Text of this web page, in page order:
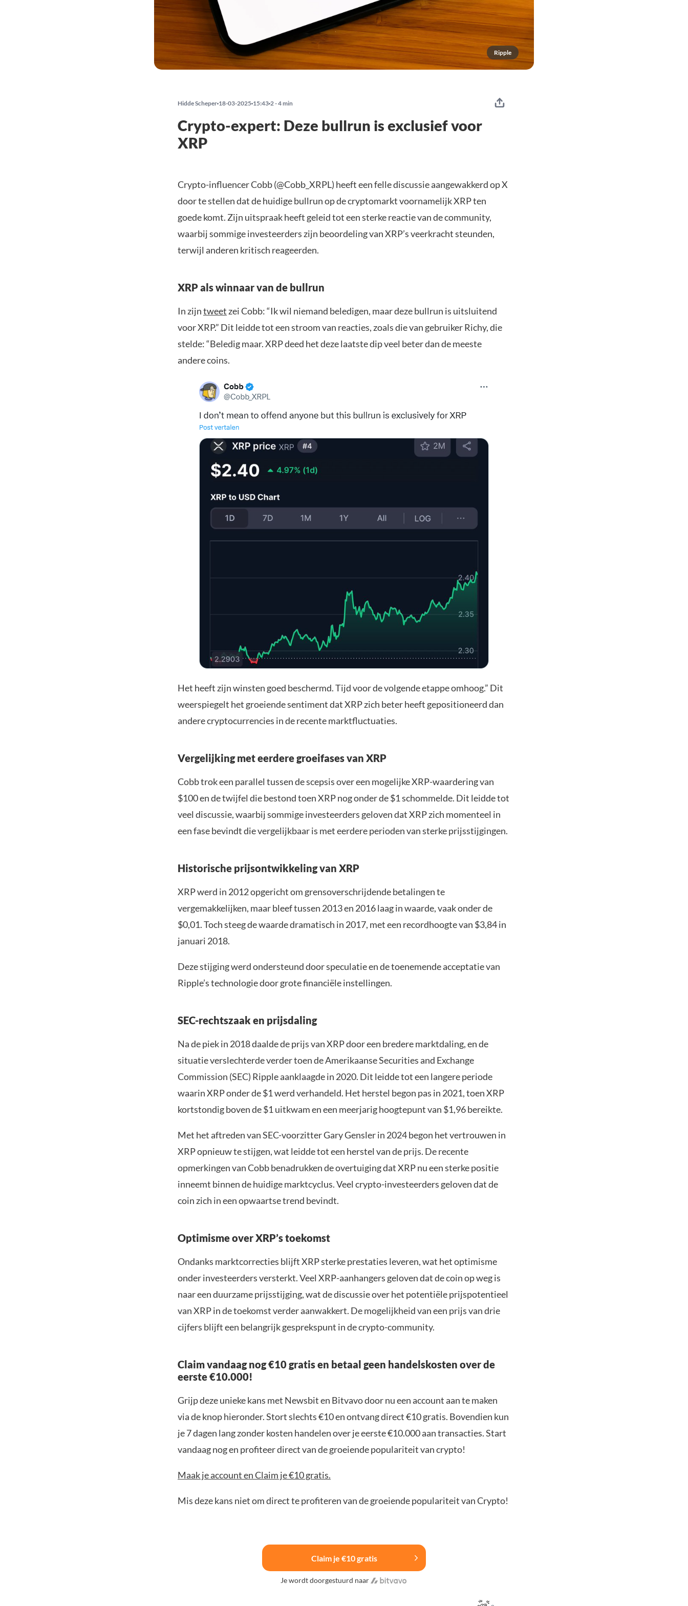
Ripple
Hidde Scheper 18-03-2025 15:43 2 - 4 min
Crypto-expert: Deze bullrun is exclusief voor
XRP
Crypto-influencer Cobb (@Cobb_XRPL) heeft een felle discussie aangewakkerd op X
door te stellen dat de huidige bullrun op de cryptomarkt voornamelijk XRP ten
goede komt. Zijn uitspraak heeft geleid tot een sterke reactie van de community,
waarbij sommige investeerders zijn beoordeling van XRP’s veerkracht steunden,
terwijl anderen kritisch reageerden.
XRP als winnaar van de bullrun
In zijntweet zei Cobb: “Ik wil niemand beledigen, maar deze bullrun is uitsluitend
voor XRP.” Dit leidde tot een stroom van reacties, zoals die van gebruiker Richy, die
stelde: “Beledig maar. XRP deed het deze laatste dip veel beter dan de meeste
andere coins.
Het heeft zijn winsten goed beschermd. Tijd voor de volgende etappe omhoog.” Dit
weerspiegelt het groeiende sentiment dat XRP zich beter heeft gepositioneerd dan
andere cryptocurrencies in de recente marktfluctuaties.
Vergelijking met eerdere groeifases van XRP
Cobb trok een parallel tussen de scepsis over een mogelijke XRP-waardering van
$100 en de twijfel die bestond toen XRP nog onder de $1 schommelde. Dit leidde tot
veel discussie, waarbij sommige investeerders geloven dat XRP zich momenteel in
een fase bevindt die vergelijkbaar is met eerdere perioden van sterke prijsstijgingen.
Historische prijsontwikkeling van XRP
XRP werd in 2012 opgericht om grensoverschrijdende betalingen te
vergemakkelijken, maar bleef tussen 2013 en 2016 laag in waarde, vaak onder de
$0,01. Toch steeg de waarde dramatisch in 2017, met een recordhoogte van $3,84 in
januari 2018.
Deze stijging werd ondersteund door speculatie en de toenemende acceptatie van
Ripple’s technologie door grote financiële instellingen.
SEC-rechtszaak en prijsdaling
Na de piek in 2018 daalde de prijs van XRP door een bredere marktdaling, en de
situatie verslechterde verder toen de Amerikaanse Securities and Exchange
Commission (SEC) Ripple aanklaagde in 2020. Dit leidde tot een langere periode
waarin XRP onder de $1 werd verhandeld. Het herstel begon pas in 2021, toen XRP
kortstondig boven de $1 uitkwam en een meerjarig hoogtepunt van $1,96 bereikte.
Met het aftreden van SEC-voorzitter Gary Gensler in 2024 begon het vertrouwen in
XRP opnieuw te stijgen, wat leidde tot een herstel van de prijs. De recente
opmerkingen van Cobb benadrukken de overtuiging dat XRP nu een sterke positie
inneemt binnen de huidige marktcyclus. Veel crypto-investeerders geloven dat de
coin zich in een opwaartse trend bevindt.
Optimisme over XRP’s toekomst
Ondanks marktcorrecties blijft XRP sterke prestaties leveren, wat het optimisme
onder investeerders versterkt. Veel XRP-aanhangers geloven dat de coin op weg is
naar een duurzame prijsstijging, wat de discussie over het potentiële prijspotentieel
van XRP in de toekomst verder aanwakkert. De mogelijkheid van een prijs van drie
cijfers blijft een belangrijk gesprekspunt in de crypto-community.
Claim vandaag nog €10 gratis en betaal geen handelskosten over de
eerste €10.000!
Grijp deze unieke kans met Newsbit en Bitvavo door nu een account aan te maken
via de knop hieronder. Stort slechts €10 en ontvang direct €10 gratis. Bovendien kun
je 7 dagen lang zonder kosten handelen over je eerste €10.000 aan transacties. Start
vandaag nog en profiteer direct van de groeiende populariteit van crypto!
Maak je account en Claim je €10 gratis.
Mis deze kans niet om direct te profiteren van de groeiende populariteit van Crypto!
Claim je €10 gratis
Je wordt doorgestuurd naar